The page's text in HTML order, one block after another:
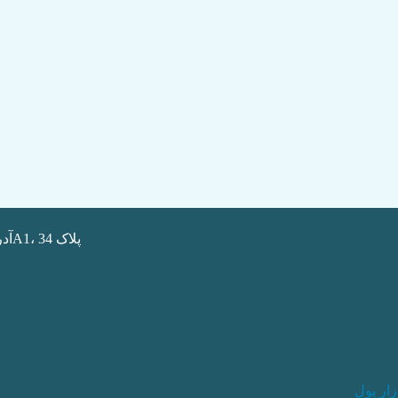
پول
آدرس: تهران ، انتهای همت غرب، بلوار جدی اردبیلی، خیابان آوا، برجA1، پلاک 34